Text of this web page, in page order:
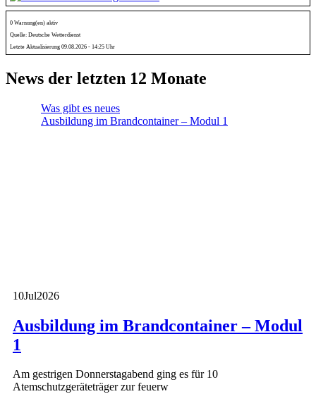
0 Warnung(en) aktiv
Quelle: Deutsche Wetterdienst
Letzte Aktualisierung 09.08.2026 - 14:25 Uhr
News der letzten 12 Monate
Was gibt es neues
Ausbildung im Brandcontainer – Modul 1
10Jul2026
Ausbildung im Brandcontainer – Modul
1
Am gestrigen Donnerstagabend ging es für 10
Atemschutzgeräteträger zur feuerw